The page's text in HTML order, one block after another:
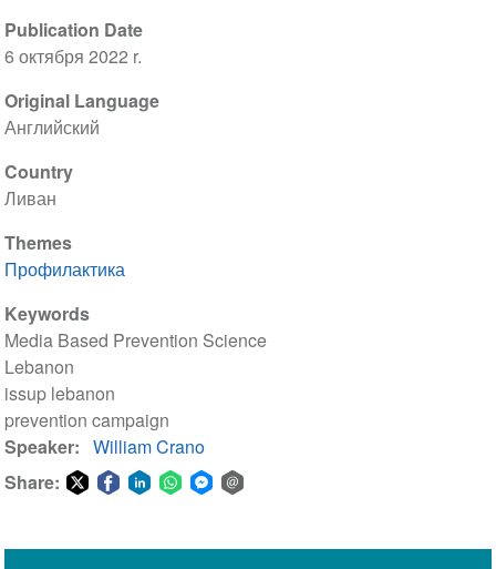
Publication Date
6 октября 2022 r.
Original Language
Английский
Country
Ливан
Themes
Профилактика
Keywords
Media Based Prevention Science
Lebanon
issup lebanon
prevention campaign
Speaker
William Crano
Share: